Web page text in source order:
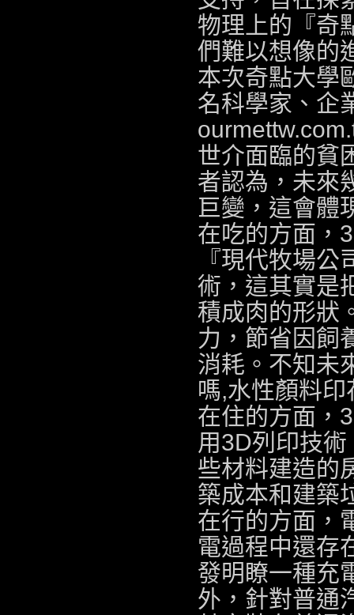
物理上的『奇
們難以想像的
本次奇點大學
名科學家、企
世介面臨的貧
者認為，未來
巨變，這會體
在吃的方面，
『現代牧場
術，這其實是
積成肉的形狀
力，節省因飼
消耗。不知未
嗎,水性顏料印
在住的方面，
用3D列印技
些材料建造的
築成本和建築
在行的方面，
電過程中還存
發明瞭一種充
外，針對普通